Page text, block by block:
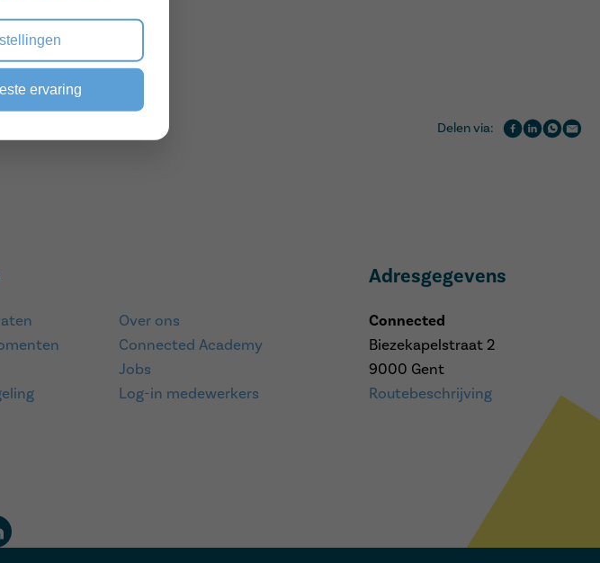
Delen via:
Over ons
Connected Academy
Jobs
Log-in medewerkers
Adresgegevens
Connected
Biezekapelstraat 2
9000 Gent
Routebeschrijving
ervaring